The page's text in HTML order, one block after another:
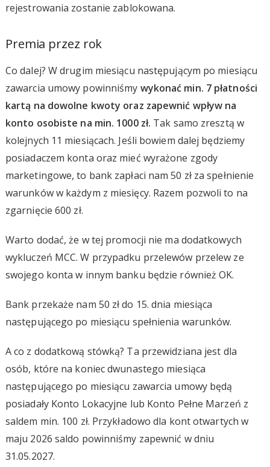
rejestrowania zostanie zablokowana.
Premia przez rok
Co dalej? W drugim miesiącu następującym po miesiącu
zawarcia umowy powinniśmy wykonać min. 7 płatności
kartą na dowolne kwoty oraz zapewnić wpływ na
konto osobiste na min. 1000 zł. Tak samo zresztą w
kolejnych 11 miesiącach. Jeśli bowiem dalej będziemy
posiadaczem konta oraz mieć wyrażone zgody
marketingowe, to bank zapłaci nam 50 zł za spełnienie
warunków w każdym z miesięcy. Razem pozwoli to na
zgarnięcie 600 zł.
Warto dodać, że w tej promocji nie ma dodatkowych
wykluczeń MCC. W przypadku przelewów przelew ze
swojego konta w innym banku będzie również OK.
Bank przekaże nam 50 zł do 15. dnia miesiąca
następującego po miesiącu spełnienia warunków.
A co z dodatkową stówką? Ta przewidziana jest dla
osób, które na koniec dwunastego miesiąca
następującego po miesiącu zawarcia umowy będą
posiadały Konto Lokacyjne lub Konto Pełne Marzeń z
saldem min. 100 zł. Przykładowo dla kont otwartych w
maju 2026 saldo powinniśmy zapewnić w dniu
31.05.2027.